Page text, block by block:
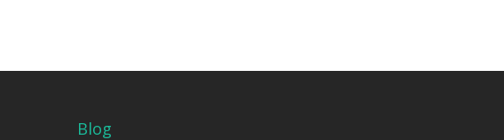
Blog